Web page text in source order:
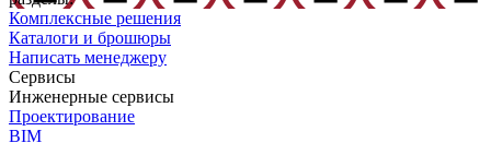
Комплексные решения
Каталоги и брошюры
Написать менеджеру
Сервисы
Инженерные сервисы
Проектирование
BIM